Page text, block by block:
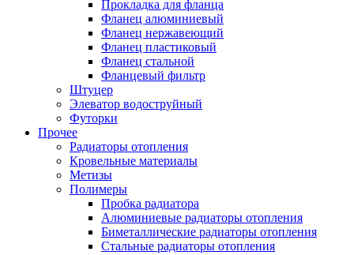
Прокладка для фланца
Фланец алюминиевый
Фланец нержавеющий
Фланец пластиковый
Фланец стальной
Фланцевый фильтр
Штуцер
Элеватор водоструйный
Футорки
Прочее
Радиаторы отопления
Кровельные материалы
Метизы
Полимеры
Пробка радиатора
Алюминиевые радиаторы отопления
Биметаллические радиаторы отопления
Стальные радиаторы отопления